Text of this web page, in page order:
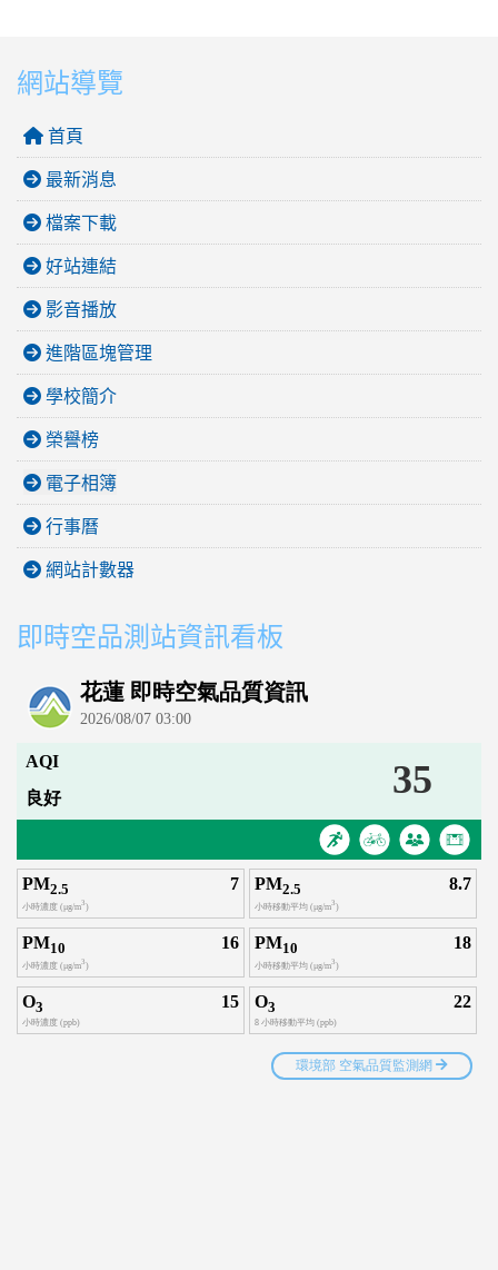
網站導覽
首頁
最新消息
檔案下載
好站連結
影音播放
進階區塊管理
學校簡介
榮譽榜
電子相簿
行事曆
網站計數器
即時空品測站資訊看板